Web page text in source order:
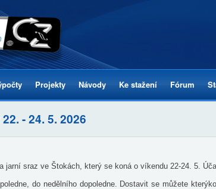
Projekty Návody Ke stažení Fórum
- 24. 5. 2026
jarní sraz ve Štokách, který se koná o víkendu 22-24. 5.
do nedělního dopoledne. Dostavit se můžete